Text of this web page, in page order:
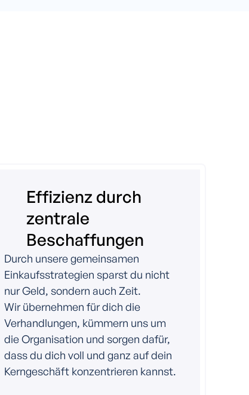
Effizienz durch
zentrale
Beschaffungen
Durch unsere gemeinsamen
Einkaufsstrategien sparst du nicht
nur Geld, sondern auch Zeit.
Wir übernehmen für dich die
Verhandlungen, kümmern uns um
die Organisation und sorgen dafür,
dass du dich voll und ganz auf dein
Kerngeschäft konzentrieren kannst.